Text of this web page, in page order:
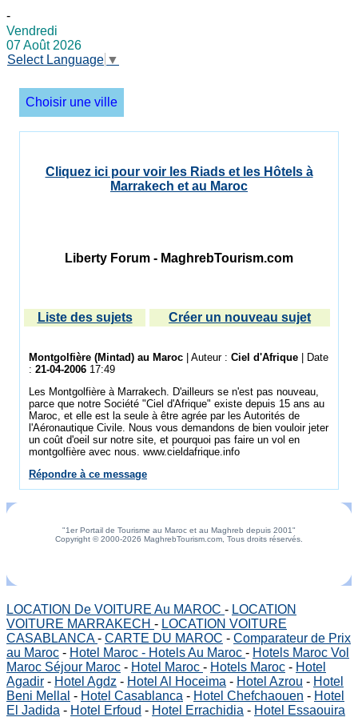
-
Vendredi
07 Août 2026
Select Language ▼
Choisir une ville
Cliquez ici pour voir les Riads et les Hôtels à
Marrakech et au Maroc
Liberty Forum - MaghrebTourism.com
Liste des sujets Créer un nouveau sujet
Montgolfière (Mintad) au Maroc | Auteur : Ciel d'Afrique | Date
: 21-04-2006 17:49
Les Montgolfière à Marrakech. D'ailleurs se n'est pas nouveau,
parce que notre Société "Ciel d'Afrique" existe depuis 15 ans au
Maroc, et elle est la seule à être agrée par les Autorités de
l'Aéronautique Civile. Nous vous demandons de bien vouloir jeter
un coût d'oeil sur notre site, et pourquoi pas faire un vol en
montgolfière avec nous. www.cieldafrique.info
Répondre à ce message
"1er Portail de Tourisme au Maroc et au Maghreb depuis 2001"
Copyright © 2000-2026 MaghrebTourism.com, Tous droits réservés.
LOCATION De VOITURE Au MAROC - LOCATION
VOITURE MARRAKECH - LOCATION VOITURE
CASABLANCA- CARTE DU MAROC - Comparateur de Prix
au Maroc - Hotel Maroc - Hotels Au Maroc - Hotels Maroc Vol
Maroc Séjour Maroc - Hotel Maroc - Hotels Maroc - Hotel
Agadir - Hotel Agdz - Hotel Al Hoceima - Hotel Azrou - Hotel
Beni Mellal - Hotel Casablanca - Hotel Chefchaouen - Hotel
El Jadida - Hotel Erfoud - Hotel Errachidia - Hotel Essaouira